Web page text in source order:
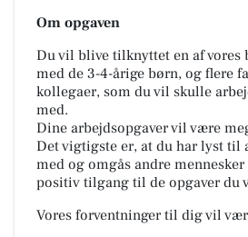
Om opgaven
Du vil blive tilknyttet en af vores
med de 3-4-årige børn, og flere
kollegaer, som du vil skulle
med.
Dine arbejdsopgaver vil være
Det vigtigste er, at du har lyst til
med og omgås andre
positiv tilgang til de opgaver du
Vores forventninger til dig vil